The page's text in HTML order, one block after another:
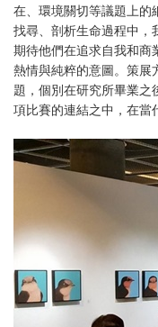
在、環境關切等議題上的
找尋、剖析生命過程中，
期待他們在追求自我和商
熱情與純粹的意圖。策展
題，個別在研究所畢業
項比賽的連結之中，在當